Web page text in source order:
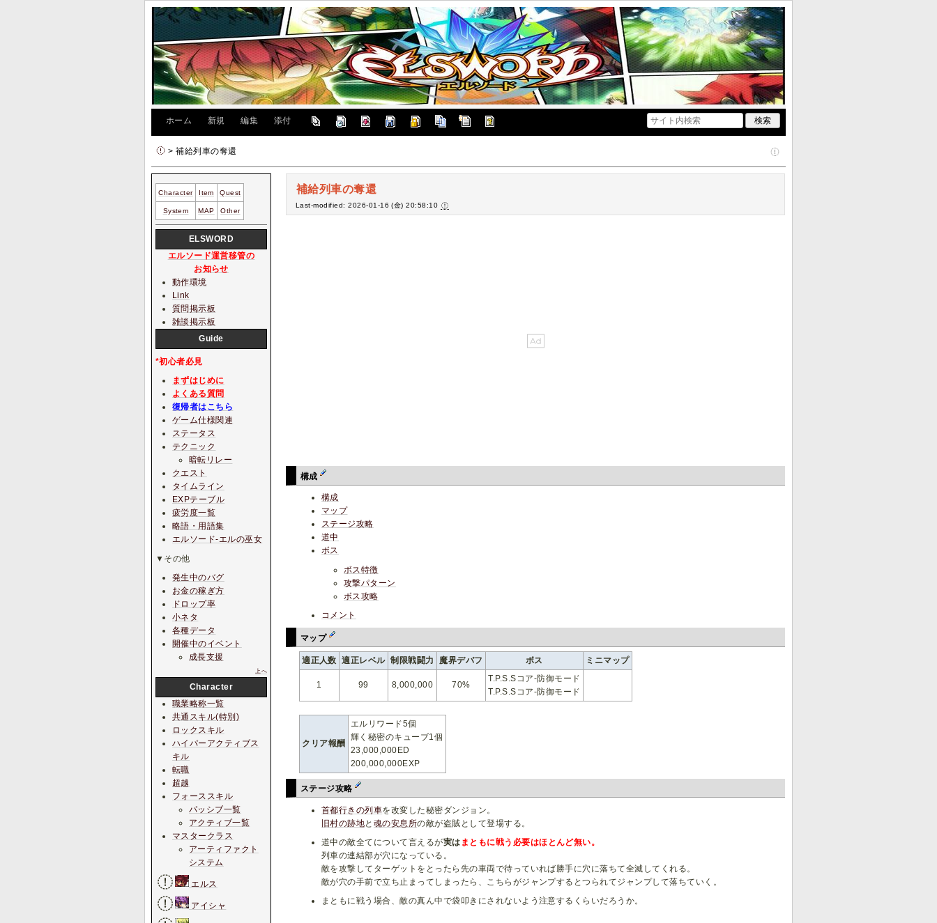
ホーム 新規 編集 添付
> 補給列車の奪還
補給列車の奪還
Last-modified: 2026-01-16 (金) 20:58:10
構成
構成
マップ
ステージ攻略
道中
ボス
ボス特徴
攻撃パターン
ボス攻略
コメント
マップ
適正人数 適正レベル 制限戦闘力 魔界デバフ ボス ミニマップ
1 99 8,000,000 70%
T.P.S.Sコア-防御モード
T.P.S.Sコア-防御モード
クリア報酬
エルリワード5個
輝く秘密のキューブ1個
23,000,000ED
200,000,000EXP
ステージ攻略
首都行きの列車を改変した秘密ダンジョン。
旧村の跡地と 魂の安息所の敵が盗賊として登場する。
道中の敵全てについて言えるが実は まともに戦う必要はほとんど無い。
列車の連結部が穴になっている。
敵を攻撃してターゲットをとったら先の車両で待っていれば勝手に穴に落ちて全滅してくれる。
敵が穴の手前で立ち止まってしまったら、こちらがジャンプするとつられてジャンプして落ちていく。
まともに戦う場合、敵の真ん中で袋叩きにされないよう注意するくらいだろうか。
Character Item Quest
System MAP Other
ELSWORD
エルソード運営移管の
お知らせ
動作環境
Link
質問掲示板
雑談掲示板
Guide
*初心者必見
まずはじめに
よくある質問
復帰者はこちら
ゲーム仕様関連
ステータス
テクニック
暗転リレー
クエスト
タイムライン
EXPテーブル
疲労度一覧
略語・用語集
エルソード-エルの巫女
▼その他
発生中のバグ
お金の稼ぎ方
ドロップ率
小ネタ
各種データ
開催中のイベント
成長支援
上へ
Character
職業略称一覧
共通スキル(特別)
ロックスキル
ハイパーアクティブス
キル
転職
超越
フォーススキル
パッシブ一覧
アクティブ一覧
マスタークラス
アーティファクト
システム
エルス
アイシャ